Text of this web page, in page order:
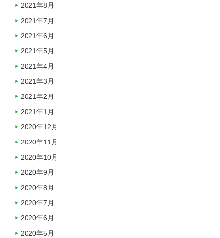
2021年8月
2021年7月
2021年6月
2021年5月
2021年4月
2021年3月
2021年2月
2021年1月
2020年12月
2020年11月
2020年10月
2020年9月
2020年8月
2020年7月
2020年6月
2020年5月